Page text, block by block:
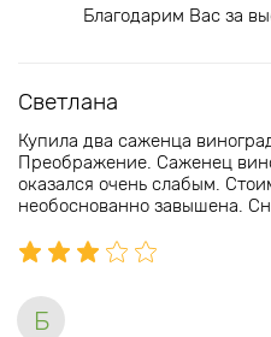
Благодарим Вас за
Светлана
Купила два саженца
Преображение. Саженец
оказался очень слабым.
необоснованно завышена.
Б